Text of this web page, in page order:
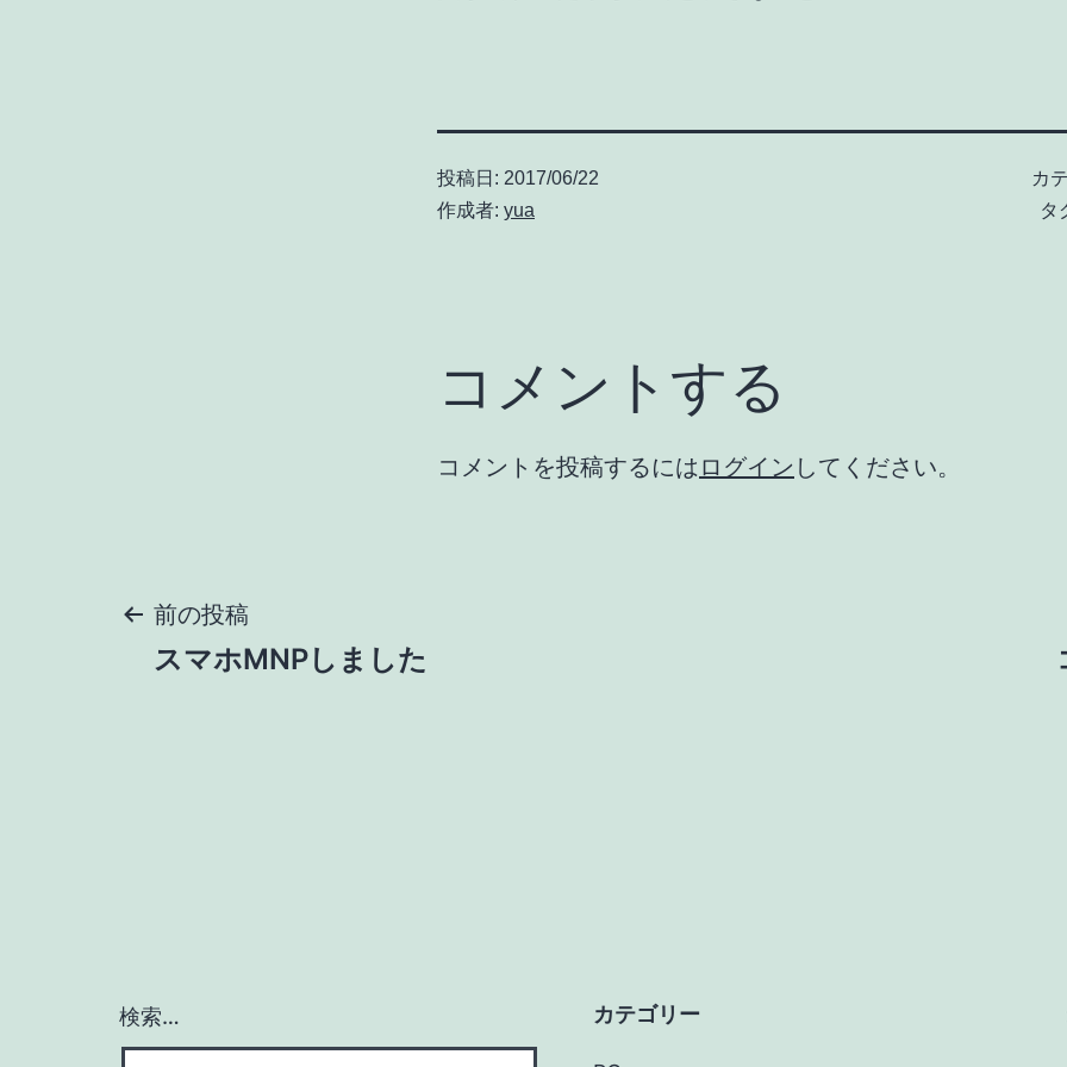
投稿日: 2017/06/22
作成者: yua
カ
タ
コメントする
コメントを投稿するには ログイン してください。
投
ー
前の投稿
スマホMNPしました
検索… カテゴリー